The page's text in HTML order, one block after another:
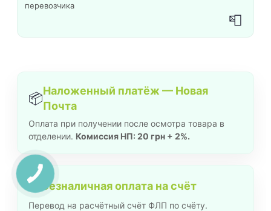
📮
перевозчика
📦Наложенный платёж — Новая
Почта
Оплата при получении после осмотра товара в
отделении. Комиссия НП: 20 грн + 2%.
🏦 Безналичная оплата на счёт
Перевод на расчётный счёт ФЛП по счёту.